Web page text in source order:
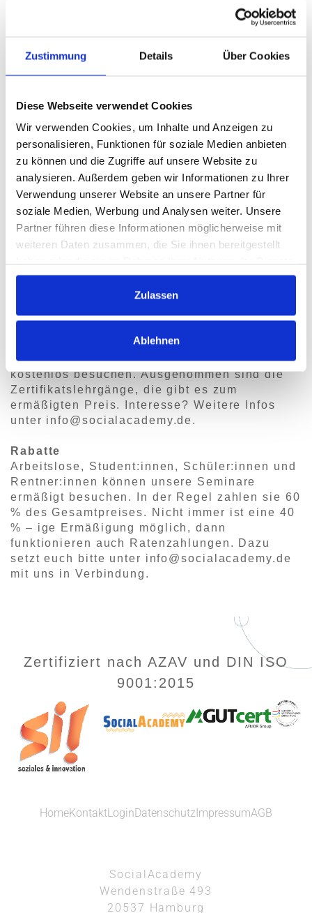
Zustimmung Details Über Cookies
Diese Webseite verwendet Cookies
Wir verwenden Cookies, um Inhalte und Anzeigen zu
personalisieren, Funktionen für soziale Medien anbieten
zu können und die Zugriffe auf unsere Website zu
analysieren. Außerdem geben wir Informationen zu Ihrer
Verwendung unserer Website an unsere Partner für
soziale Medien, Werbung und Analysen weiter. Unsere
Partner führen diese Informationen möglicherweise mit
weiteren Daten zusammen, die Sie ihnen bereitgestellt
gesammelt haben.
Zulassen
Ablehnen
Strukturwandels und der Digitalisierung.
Es bietet verschiedene
zu Weiterbildungskosten und
Qualifizierungsberatung. Informationen
zum Qualifizierungschancengesetz und
zur Antragsstellung finden Sie auf der
Webseite der Bundesagentur für Arbeit
(BA):Aus- und Weiterbildungsgesetz:
Neue Fördermöglichkeiten ab April 2024 |
Bundesagentur für Arbeit
(arbeitsagentur.de)und auch hier:
Hamburger Weiterbildungsbonus PLUS
SocialAcademy-Flatrate
Wir bieten allen Unternehmen eine
pro Mitarbeitenden und Jahr können diese
nahezu alle Seminare der SocialAcademy
kostenlos besuchen. Ausgenommen sind die
Zertifikatslehrgänge, die gibt es zum
ermäßigten Preis. Interesse? Weitere Infos
unter info@socialacademy.de.
Rabatte
Arbeitslose, Student:innen, Schüler:innen und
Rentner:innen können unsere Seminare
ermäßigt besuchen. In der Regel zahlen sie 60
% des Gesamtpreises. Nicht immer ist eine 40
% – ige Ermäßigung möglich, dann
funktionieren auch Ratenzahlungen. Dazu
setzt euch bitte unter info@socialacademy.de
mit uns in Verbindung.
Zertifiziert nach AZAV und DIN ISO
9001:2015
HomeKontaktLoginDatenschutz ImpressumAGB
SocialAcademy
Wendenstraße 493
20537 Hamburg